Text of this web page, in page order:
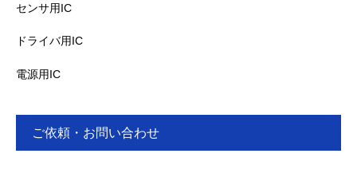
センサ用IC
ドライバ用IC
電源用IC
ご依頼・お問い合わせ